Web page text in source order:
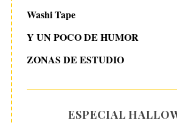
Washi Tape
Y UN POCO DE HUMOR
ZONAS DE ESTUDIO
ESPECIAL